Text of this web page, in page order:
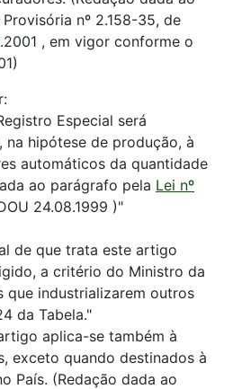
nº 2.158-35, de
, em vigor conforme o
Especial será
na hipótese de produção, à
automáticos da quantidade
ao parágrafo pela Lei nº
24.08.1999 )"
de que trata este artigo
a critério do Ministro da
que industrializarem outros
da Tabela."
aplica-se também à
exceto quando destinados à
País. (Redação dada ao